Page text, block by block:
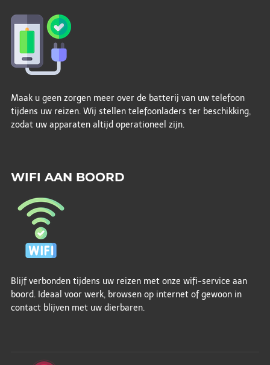
Maak u geen zorgen meer over de batterij van uw telefoon
tijdens uw reizen. Wij stellen telefoonladers ter beschikking,
zodat uw apparaten altijd operationeel zijn.
WIFI AAN BOORD
Blijf verbonden tijdens uw reizen met onze wifi-service aan
boord. Ideaal voor werk, browsen op internet of gewoon in
contact blijven met uw dierbaren.